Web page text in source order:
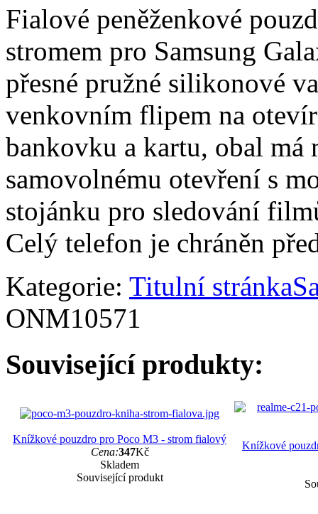
Fialové peněženkové
stromem pro Samsung
přesné pružné silikonové
venkovním flipem na
bankovku a kartu, obal má
samovolnému otevření s
stojánku pro sledování
Celý telefon je chráněn
Kategorie: Titulní stránka
ONM10571
Související produkty:
Knížkové pouzdro pro Poco M3 - strom fialový
Cena:347Kč
Skladem
Související produkt
Knížkové